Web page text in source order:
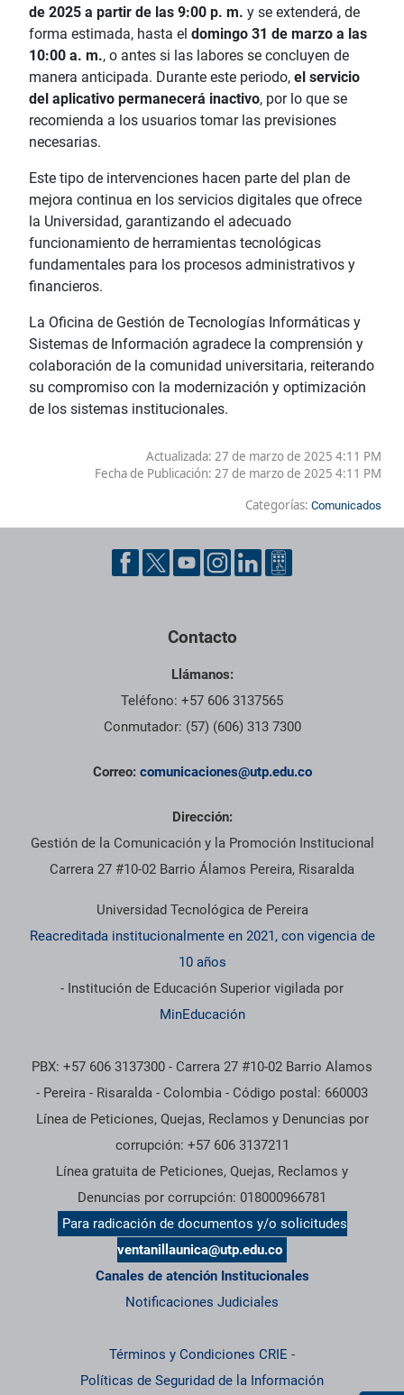
de 2025 a partir de las 9:00 p. m. y se extenderá, de
forma estimada, hasta el domingo 31 de marzo a las
10:00 a. m., o antes si las labores se concluyen de
manera anticipada. Durante este periodo, el servicio
del aplicativo permanecerá inactivo, por lo que se
recomienda a los usuarios tomar las previsiones
necesarias.
Este tipo de intervenciones hacen parte del plan de
mejora continua en los servicios digitales que ofrece
la Universidad, garantizando el adecuado
funcionamiento de herramientas tecnológicas
fundamentales para los procesos administrativos y
financieros.
La Oficina de Gestión de Tecnologías Informáticas y
Sistemas de Información agradece la comprensión y
colaboración de la comunidad universitaria, reiterando
su compromiso con la modernización y optimización
de los sistemas institucionales.
Actualizada: 27 de marzo de 2025 4:11 PM
Fecha de Publicación: 27 de marzo de 2025 4:11 PM
Categorías: Comunicados
Contacto
Llámanos:
Teléfono: +57 606 3137565
Conmutador: (57) (606) 313 7300
Correo: comunicaciones@utp.edu.co
Dirección:
Gestión de la Comunicación y la Promoción Institucional
Carrera 27 #10-02 Barrio Álamos Pereira, Risaralda
Universidad Tecnológica de Pereira
Reacreditada institucionalmente en 2021, con vigencia de
10 años
- Institución de Educación Superior vigilada por
MinEducación
PBX: +57 606 3137300 - Carrera 27 #10-02 Barrio Alamos
- Pereira - Risaralda - Colombia - Código postal: 660003
Línea de Peticiones, Quejas, Reclamos y Denuncias por
corrupción: +57 606 3137211
Línea gratuita de Peticiones, Quejas, Reclamos y
Denuncias por corrupción: 018000966781
Para radicación de documentos y/o solicitudes
ventanillaunica@utp.edu.co
Canales de atención Institucionales
Notificaciones Judiciales
Términos y Condiciones CRIE -
Políticas de Seguridad de la Información